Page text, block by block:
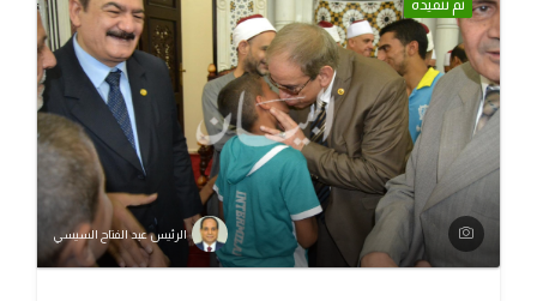
تم تنفيذه
الرئيس عبد الفتاح السيسي